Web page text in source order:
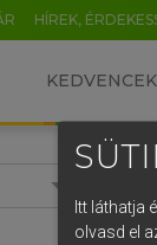
HÍREK,
KEDVENCEK
Itt láthatja
olvasd elEN